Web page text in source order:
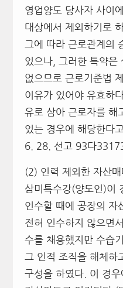
영업양도 당사자 사이
대상에서 제외하기로
그에 따라 근로관계의
있으나, 그러한 특약은
없으므로 근로기준법
이유가 있어야 유효하
유로 삼아 근로자를 해
있는 경우에 해당한다
6. 28. 선고 93다
(2) 인력 제외한 자산
삼미특수강(양도인)이
인수할 때에 공장의 자
전혀 인수하지 않으면
수를 채용했지만 수습
그 인적 조직을 해체하
구성을 하였다. 이 경